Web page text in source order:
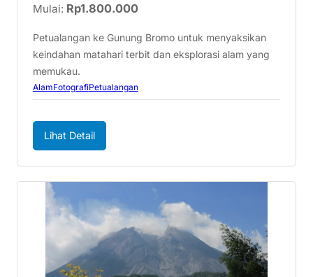
Mulai: Rp1.800.000
Petualangan ke Gunung Bromo untuk menyaksikan
keindahan matahari terbit dan eksplorasi alam yang
memukau.
AlamFotografiPetualangan
Lihat Detail